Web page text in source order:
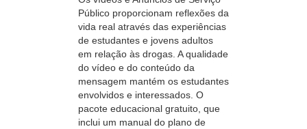
Público proporcionam reflexões da
vida real através das experiências
de estudantes e jovens adultos
em relação às drogas. A qualidade
do vídeo e do conteúdo da
mensagem mantém os estudantes
envolvidos e interessados. O
pacote educacional gratuito, que
inclui um manual do plano de